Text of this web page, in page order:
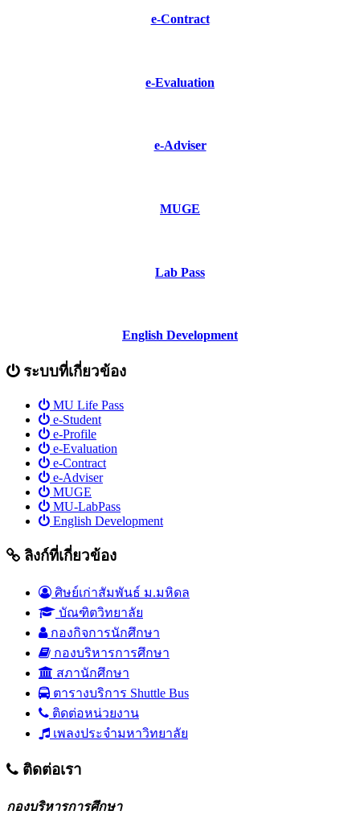
e-Contract
e-Evaluation
e-Adviser
MUGE
Lab Pass
English Development
ระบบที่เกี่ยวข้อง
MU Life Pass
e-Student
e-Profile
e-Evaluation
e-Contract
e-Adviser
MUGE
MU-LabPass
English Development
ลิงก์ที่เกี่ยวข้อง
ศิษย์เก่าสัมพันธ์ ม.มหิดล
บัณฑิตวิทยาลัย
กองกิจการนักศึกษา
กองบริหารการศึกษา
สภานักศึกษา
ตารางบริการ Shuttle Bus
ติดต่อหน่วยงาน
เพลงประจำมหาวิทยาลัย
ติดต่อเรา
กองบริหารการศึกษา